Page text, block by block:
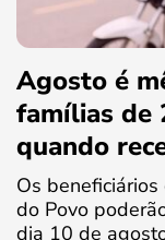
Agosto é
famílias de
quando
Os
do Povo
dia 10 de